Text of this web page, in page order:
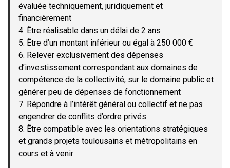
évaluée techniquement, juridiquement et
financièrement
4. Être réalisable dans un délai de 2 ans
5. Être d’un montant inférieur ou égal à 250 000 €
6. Relever exclusivement des dépenses
d’investissement correspondant aux domaines de
compétence de la collectivité, sur le domaine public et
générer peu de dépenses de fonctionnement
7. Répondre à l’intérêt général ou collectif et ne pas
engendrer de conflits d’ordre privés
8. Être compatible avec les orientations stratégiques
et grands projets toulousains et métropolitains en
cours et à venir